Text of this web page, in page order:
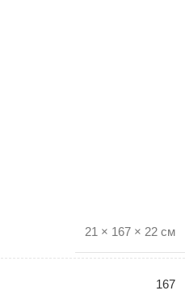
21 × 167 × 22 см
167